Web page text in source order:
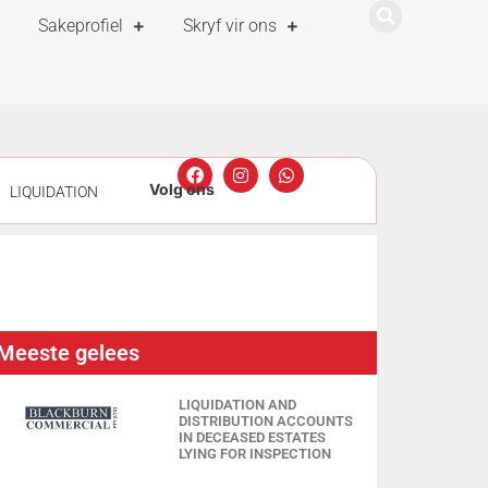
Sakeprofiel Skryf vir ons
LIQUIDATION
IN
IN TERMS
gelees
LIQUIDATION AND
DISTRIBUTION ACCOUNTS
IN DECEASED ESTATES
LYING FOR INSPECTION